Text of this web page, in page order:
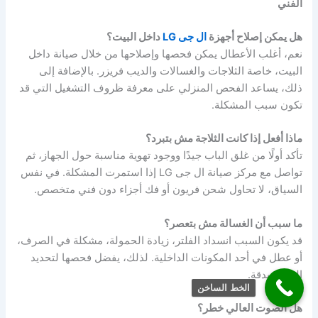
الفني
هل يمكن إصلاح أجهزة ال جى LG
داخل البيت؟
نعم، أغلب الأعطال يمكن فحصها وإصلاحها من خلال صيانة داخل
البيت، خاصة الثلاجات والغسالات والديب فريزر. بالإضافة إلى
ذلك، يساعد الفحص المنزلي على معرفة ظروف التشغيل التي قد
تكون سبب المشكلة.
ماذا أفعل إذا كانت الثلاجة مش بتبرد؟
تأكد أولًا من غلق الباب جيدًا ووجود تهوية مناسبة حول الجهاز، ثم
تواصل مع مركز صيانة ال جى LG إذا استمرت المشكلة. في نفس
السياق، لا تحاول شحن فريون أو فك أجزاء دون فني متخصص.
ما سبب أن الغسالة مش بتعصر؟
قد يكون السبب انسداد الفلتر، زيادة الحمولة، مشكلة في الصرف،
أو عطل في أحد المكونات الداخلية. لذلك، يفضل فحصها لتحديد
السبب بدقة.
هل الصوت العالي خطر؟
الخط الساخن